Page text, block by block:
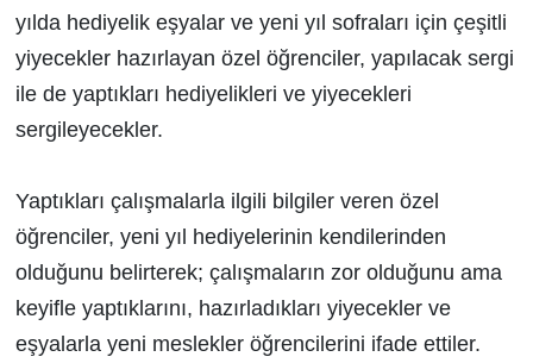
yılda hediyelik eşyalar ve yeni yıl sofraları için çeşitli
yiyecekler hazırlayan özel öğrenciler, yapılacak sergi
ile de yaptıkları hediyelikleri ve yiyecekleri
sergileyecekler.
Yaptıkları çalışmalarla ilgili bilgiler veren özel
öğrenciler, yeni yıl hediyelerinin kendilerinden
olduğunu belirterek; çalışmaların zor olduğunu ama
keyifle yaptıklarını, hazırladıkları yiyecekler ve
eşyalarla yeni meslekler öğrencilerini ifade ettiler.